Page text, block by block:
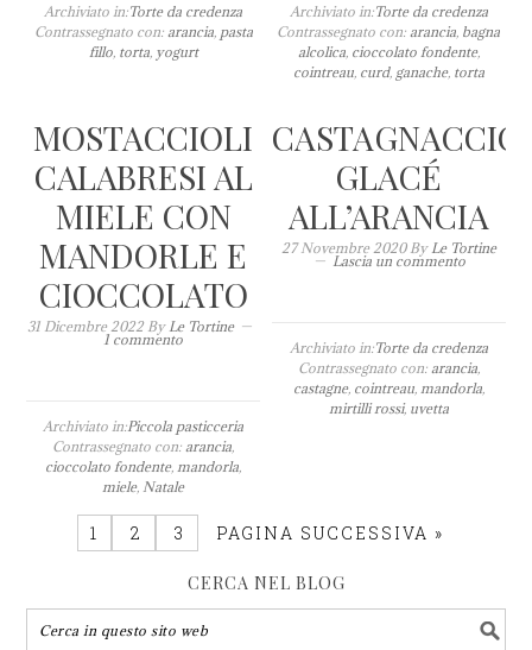
Archiviato in:Torte da credenza
Contrassegnato con: arancia, pasta
fillo, torta, yogurt
Archiviato in:Torte da credenza
Contrassegnato con: arancia bagna
alcolica, cioccolato fondente,
cointreau, curd, ganache, torta
MOSTACCIOLI
CALABRESI AL
MIELE CON
MANDORLE E
CIOCCOLATO
31 Dicembre 2022By Le Tortine
1 commento
Archiviato in:Piccola pasticceria
Contrassegnato con: arancia
cioccolato fondente, mandorla
miele, Natale
CASTAGNACCIO
GLACÉ
ALL’ARANCIA
27 Novembre 2020By Le Tortine
Lascia un commento
Archiviato in:Torte da credenza
Contrassegnato con: arancia,
castagne, cointreau, mandorla,
mirtilli rossi, uvetta
1 2 3 PAGINA SUCCESSIVA »
CERCA NEL BLOG